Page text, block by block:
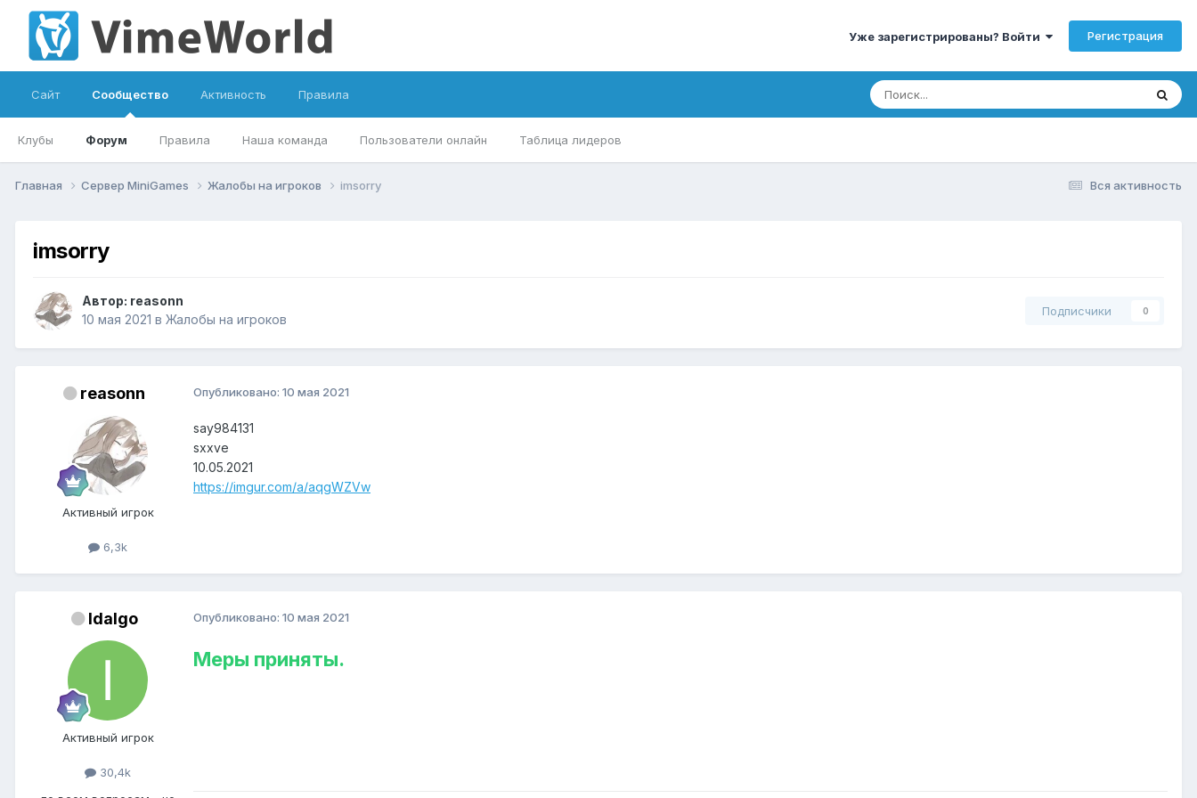
Уже зарегистрированы? Войти Регистрация
Сайт Сообщество
Клубы Форум Правила Наша команда Пользователи онлайн Таблица лидеров
Активность Правила
Вся активность
Главная Сервер MiniGames Жалобы на игроков imsorry
imsorry
Автор: reasonn
10 мая 2021 в Жалобы на игроков
Подписчики 0
reasonn
Активный игрок
6,3k
Опубликовано: 10 мая 2021
say984131
sxxve
10.05.2021
https://imgur.com/a/aqgWZVw
Idalgo
Активный игрок
30,4k
Опубликовано: 10 мая 2021
Меры приняты.